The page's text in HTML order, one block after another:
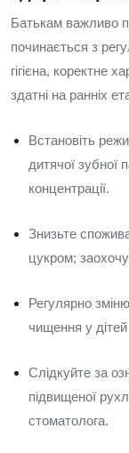
Батькам важливо
починається з
гігієна, коректне
здатні на ранніх
Встановіть
дитячої зубної
концентрації.
Знизьте
цукром;
Регулярно
чищення у
Слідкуйте за
підвищеної
стоматолога.